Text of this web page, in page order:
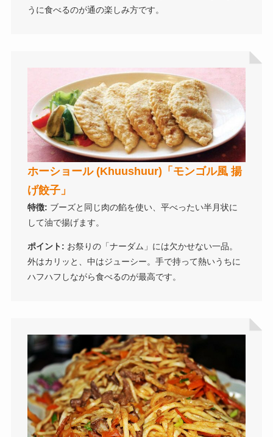
うに食べるのが通の楽しみ方です。
ホーショール (Khuushuur)「モンゴル風 揚
げ餃子」
特徴: ブーズと同じ肉の餡を使い、平べったい半月状に
して油で揚げます。
ポイント: お祭りの「ナーダム」には欠かせない一品。
外はカリッと、中はジューシー。手で持って熱いうちに
ハフハフしながら食べるのが最高です。